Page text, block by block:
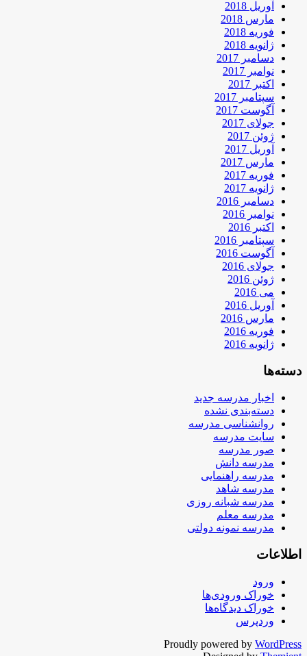
آوریل 2018
مارس 2018
فوریه 2018
ژانویه 2018
دسامبر 2017
نوامبر 2017
اکتبر 2017
سپتامبر 2017
آگوست 2017
جولای 2017
ژوئن 2017
آوریل 2017
مارس 2017
فوریه 2017
ژانویه 2017
دسامبر 2016
نوامبر 2016
اکتبر 2016
سپتامبر 2016
آگوست 2016
جولای 2016
ژوئن 2016
می 2016
آوریل 2016
مارس 2016
فوریه 2016
ژانویه 2016
دسته‌ها
اخبار مدرسه جدید
دسته‌بندی نشده
روانشناسی مدرسه
سایت مدرسه
صور مدرسه
مدرسه دانش
مدرسه راهنمایی
مدرسه شاهد
مدرسه شبانه روزی
مدرسه معلم
مدرسه نمونه دولتی
اطلاعات
ورود
خوراک ورودی‌ها
خوراک دیدگاه‌ها
وردپرس
Proudly powered by WordPress